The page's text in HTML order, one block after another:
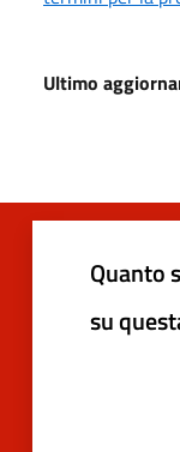
Ultimo
Quanto
su